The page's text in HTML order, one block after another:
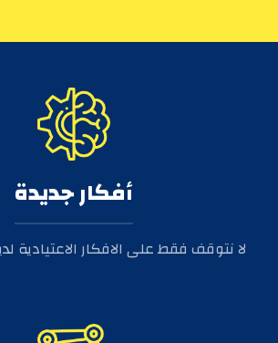
أفكار جديدة
لا نتوقف فقط على الافكار الاعتيادية